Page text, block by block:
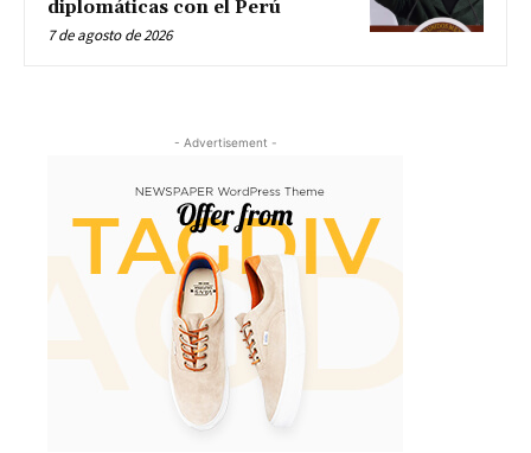
diplomáticas con el Perú
7 de agosto de 2026
- Advertisement -